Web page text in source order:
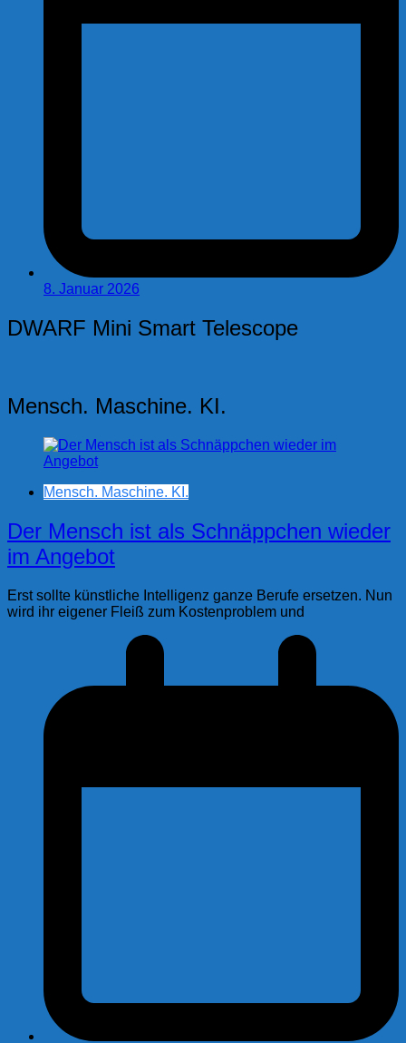
8. Januar 2026
DWARF Mini Smart Telescope
Mensch. Maschine. KI.
Mensch. Maschine. KI.
Der Mensch ist als Schnäppchen wieder
im Angebot
Erst sollte künstliche Intelligenz ganze Berufe ersetzen. Nun
wird ihr eigener Fleiß zum Kostenproblem und